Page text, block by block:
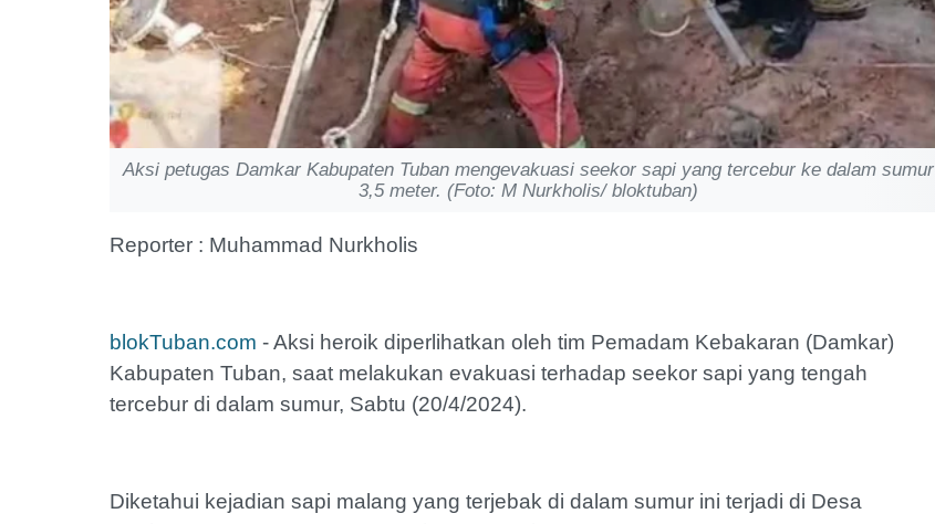
Aksi petugas Damkar Kabupaten Tuban mengevakuasi seekor sapi yang tercebur ke dalam sumur
3,5 meter. (Foto: M Nurkholis/ bloktuban)
Reporter : Muhammad Nurkholis
blokTuban.com - Aksi heroik diperlihatkan oleh tim Pemadam Kebakaran (Damkar)
Kabupaten Tuban, saat melakukan evakuasi terhadap seekor sapi yang tengah
tercebur di dalam sumur, Sabtu (20/4/2024).
Diketahui kejadian sapi malang yang terjebak di dalam sumur ini terjadi di Desa